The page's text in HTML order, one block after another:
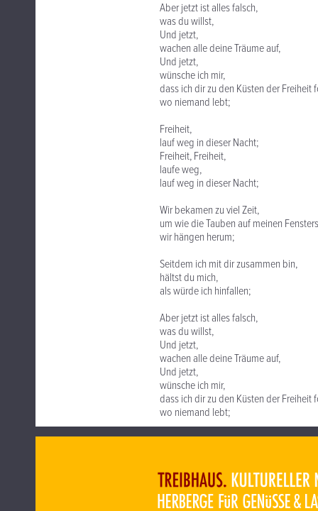
Aber jetzt ist alles falsch,
was du willst,
Und jetzt,
wachen alle deine Träume auf,
Und jetzt,
wünsche ich mir,
dass ich dir zu den Küsten der Freiheit
wo niemand lebt;
Freiheit,
lauf weg in dieser Nacht;
Freiheit, Freiheit,
laufe weg,
lauf weg in dieser Nacht;
Wir bekamen zu viel Zeit,
um wie die Tauben auf meinen
wir hängen herum;
Seitdem ich mit dir zusammen bin,
hältst du mich,
als würde ich hinfallen;
Aber jetzt ist alles falsch,
was du willst,
Und jetzt,
wachen alle deine Träume auf,
Und jetzt,
wünsche ich mir,
dass ich dir zu den Küsten der Freiheit
wo niemand lebt;